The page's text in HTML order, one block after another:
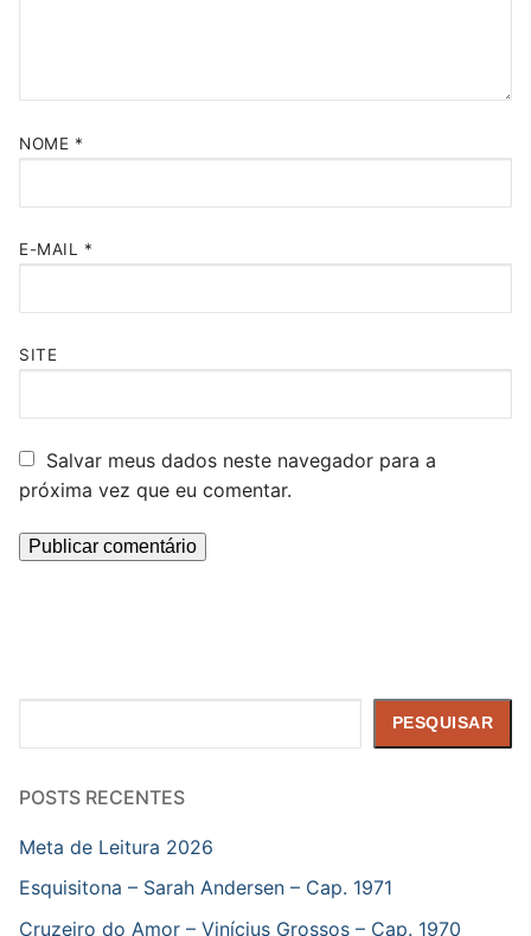
NOME *
E-MAIL *
SITE
Salvar meus dados neste navegador para a
próxima vez que eu comentar.
PESQUISAR
POSTS RECENTES
Meta de Leitura 2026
Esquisitona – Sarah Andersen – Cap. 1971
Cruzeiro do Amor – Vinícius Grossos – Cap. 1970